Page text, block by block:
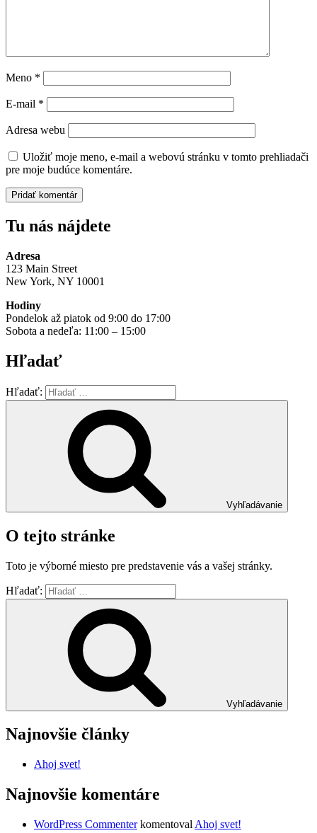
Meno *
E-mail *
Adresa webu
Uložiť moje meno, e-mail a webovú stránku v tomto prehliadači
pre moje budúce komentáre.
Tu nás nájdete
Adresa
123 Main Street
New York, NY 10001
Hodiny
Pondelok až piatok od 9:00 do 17:00
Sobota a nedeľa: 11:00 – 15:00
Hľadať
Hľadať:
Vyhľadávanie
O tejto stránke
Toto je výborné miesto pre predstavenie vás a vašej stránky.
Hľadať:
Vyhľadávanie
Najnovšie články
Ahoj svet!
Najnovšie komentáre
WordPress Commenterkomentoval Ahoj svet!